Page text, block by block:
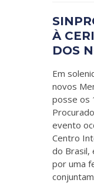
À
DOS
Em
novos
posse os
evento
Centro
do Brasil,
por uma